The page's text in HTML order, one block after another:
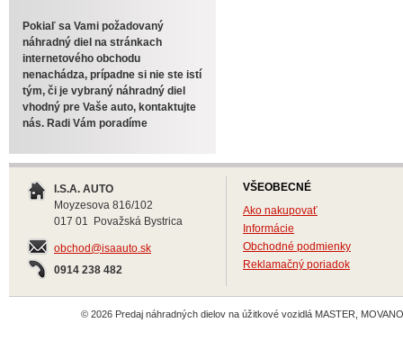
Pokiaľ sa Vami požadovaný
náhradný diel na stránkach
internetového obchodu
nenachádza, prípadne si nie ste istí
tým, či je vybraný náhradný diel
vhodný pre Vaše auto, kontaktujte
nás. Radi Vám poradíme
I.S.A. AUTO
Moyzesova 816/102
017 01 Považská Bystrica
obchod@isaauto.sk
0914 238 482
VŠEOBECNÉ
Ako nakupovať
Informácie
Obchodné podmienky
Reklamačný poriadok
© 2026 Predaj náhradných dielov na úžitkové vozidlá MASTER,